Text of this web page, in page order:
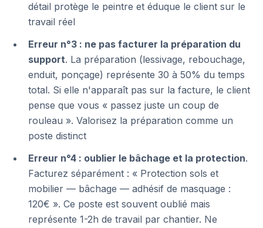
détail protège le peintre et éduque le client sur le
travail réel
Erreur n°3 : ne pas facturer la préparation du
support. La préparation (lessivage, rebouchage,
enduit, ponçage) représente 30 à 50% du temps
total. Si elle n'apparaît pas sur la facture, le client
pense que vous « passez juste un coup de
rouleau ». Valorisez la préparation comme un
poste distinct
Erreur n°4 : oublier le bâchage et la protection.
Facturez séparément : « Protection sols et
mobilier — bâchage — adhésif de masquage :
120€ ». Ce poste est souvent oublié mais
représente 1-2h de travail par chantier. Ne